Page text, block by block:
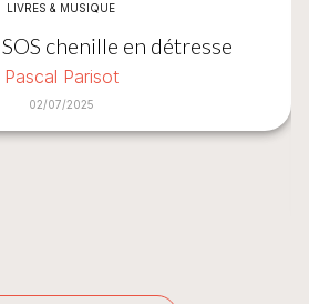
LIVRES & MUSIQUE
chenille en détresse
Pascal Parisot
02/07/2025